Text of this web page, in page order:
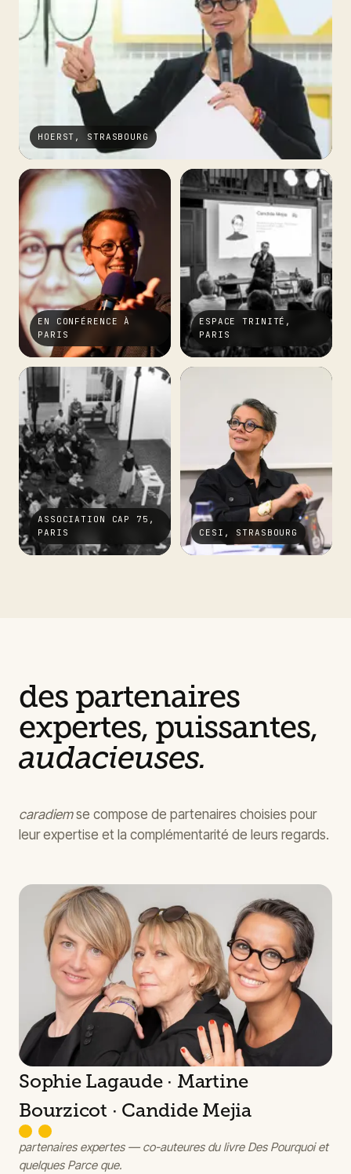
HOERST, STRASBOURG
EN CONFÉRENCE À
PARIS
ESPACE TRINITÉ,
PARIS
ASSOCIATION CAP 75,
PARIS
CESI, STRASBOURG
des partenaires
expertes, puissantes,
audacieuses.
caradiemse compose de partenaires choisies pour
leur expertise et la complémentarité de leurs regards.
Sophie Lagaude · Martine
Bourzicot · Candide Mejia
partenaires expertes — co-auteures du livre Des Pourquoi et
quelques Parce que.